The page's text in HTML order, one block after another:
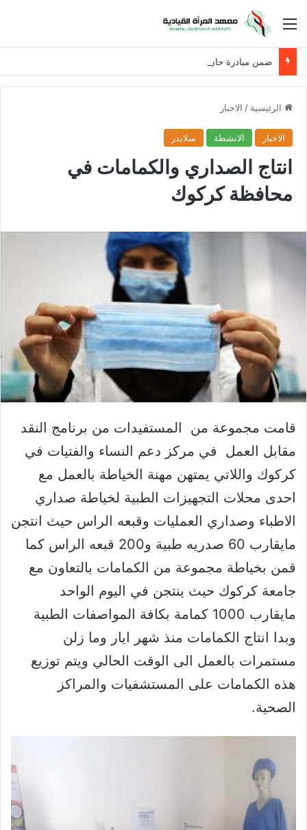
القائمة
ضمن مبادرة حان الوقت لنساء العراق
الرئيسية / الاخبار
الاخبار الانشطة سلايدر
انتاج الصداري والكمامات في
محافظة كركوك
قامت مجموعة من المستفيدات من برنامج النقد
مقابل العمل في مركز دعم النساء والفتيات في
كركوك واللاتي يمتهن مهنة الخياطة بالعمل مع
احدى محلات التجهيزات الطبية لخياطة صداري
الاطباء وصداري العمليات وقبعه الراس حيث انتجن
مايقارب 60 صدريه طبية و200 قبعه الراس كما
قمن بخياطة مجموعة من الكمامات بالتعاون مع
جامعة كركوك حيث ينتجن في اليوم الواحد
مايقارب 1000 كمامة بكافة المواصفات الطبية
وبدا انتاج الكمامات منذ شهر ايار وما زلن
مستمرات بالعمل الى الوقت الحالي ويتم توزيع
هذه الكمامات على المستشفيات والمراكز
الصحية.